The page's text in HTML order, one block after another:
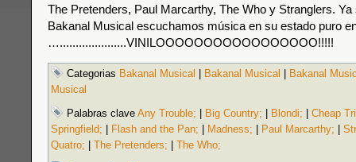
The Pretenders, Paul Marcarthy, The Who y Stranglers. Ya
Bakanal Musical escuchamos música en su estado puro
….....................VINILOOOOOOOOOOOOOOOOO!!!!!
Categorias Bakanal Musical Bakanal Musical
Bakanal
Musical
Palabras clave Any Trouble; Big Country; Blondi;
Cheap
Springfield;
Flash and the Pan; Madness; Paul Marcarthy;
Quatro;
The Pretenders;
The Who;